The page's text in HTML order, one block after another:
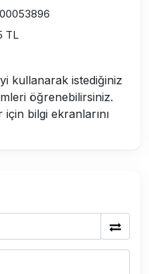
TL
kullanarak istediğiniz
öğrenebilirsiniz.
bilgi ekranlarını